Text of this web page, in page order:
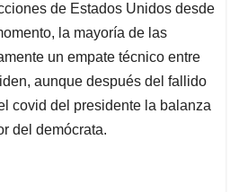
d
s
de Estados Unidos desde
la mayoría de las
un empate técnico entre
aunque después del fallido
covid del presidente la balanza
del demócrata.